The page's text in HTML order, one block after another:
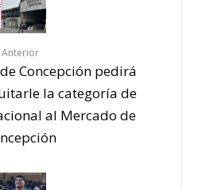
Anterior
Concepción pedirá
la categoría de
al Mercado de